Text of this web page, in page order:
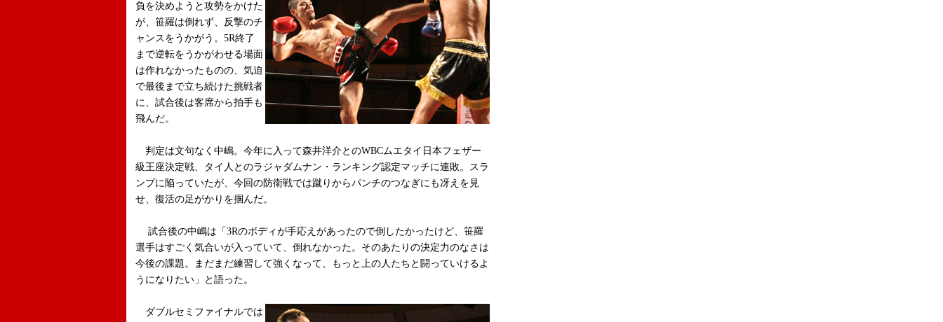
負を決めようと攻勢をかけた
が、笹羅は倒れず、反撃のチ
ャンスをうかがう。5R終了
まで逆転をうかがわせる場面
は作れなかったものの、気迫
で最後まで立ち続けた挑戦者
に、試合後は客席から拍手も
飛んだ。
判定は文句なく中嶋。今年に入って森井洋介とのWBCムエタイ日本フェザー
級王座決定戦、タイ人とのラジャダムナン・ランキング認定マッチに連敗。スラ
ンプに陥っていたが、今回の防衛戦では蹴りからパンチのつなぎにも冴えを見
せ、復活の足がかりを掴んだ。
試合後の中嶋は「3Rのボディが手応えがあったので倒したかったけど、笹羅
選手はすごく気合いが入っていて、倒れなかった。そのあたりの決定力のなさは
今後の課題。まだまだ練習して強くなって、もっと上の人たちと闘っていけるよ
うになりたい」と語った。
ダブルセミファイナルでは